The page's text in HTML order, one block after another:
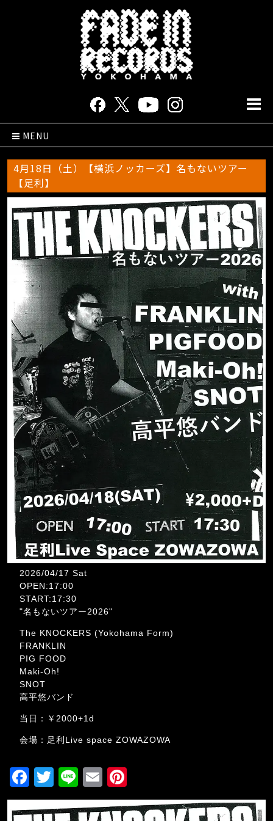
MENU
4月18日（土）【横浜ノッカーズ】名もないツアー
【足利】
2026/04/17 Sat
OPEN:17:00
START:17:30
"名もないツアー2026"
The KNOCKERS (Yokohama Form)
FRANKLIN
PIG FOOD
Maki-Oh!
SNOT
高平悠バンド
当日：￥2000+1d
会場：足利Live space ZOWAZOWA
F
a
c
T
wi
tt
Li
n
e
E
m
ai
nt
er